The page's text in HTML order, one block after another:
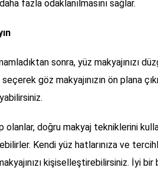
fazla odaklanılmasını sağlar.
sonra, yüz makyajınızı
göz makyajınızın ön plana
olanlar, doğru makyaj tekniklerini
Kendi yüz hatlarınıza ve
kişiselleştirebilirsiniz. İyi